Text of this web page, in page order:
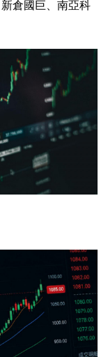
加碼久元、樺漢、友達 出清萬海、新纖 新倉國巨、南亞科